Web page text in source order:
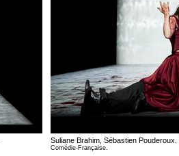
Suliane Brahim, Sébastien Pouderoux.
Comédie-Française.